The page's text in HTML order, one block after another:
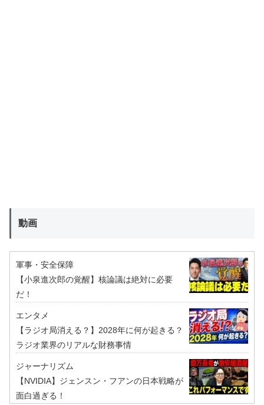
動画
軍事・安全保障
【小泉進次郎の覚醒】核論議は絶対に必要
だ！
エンタメ
【ラジオ局消える？】2028年に何が起きる？
ラジオ業界のリアルな財務事情
ジャーナリズム
【NVIDIA】ジェンスン・フアンの日本戦略が
面白過ぎる！